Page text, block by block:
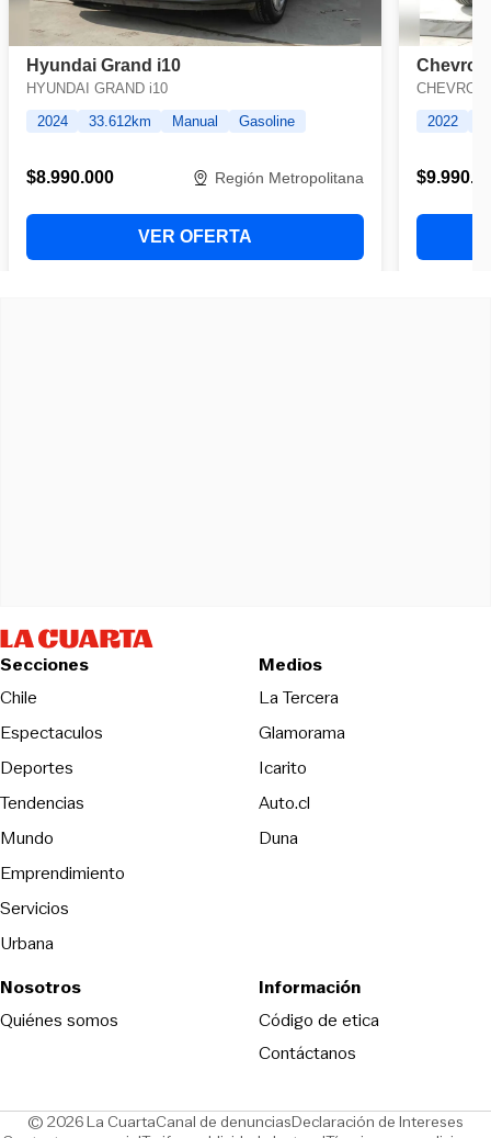
Secciones
Chile
Espectaculos
Deportes
Tendencias
Mundo
Emprendimiento
Servicios
Urbana
Medios
La TerceraOpens in new
Glamorama
Icarito
Auto.cl
DunaOpens in new window
Nosotros
Quiénes somos
Información
Código de eticaOpens in new
Contáctanos
© 2026 La CuartaCanal de denunciasOpens in new window
Declaración de Intereses